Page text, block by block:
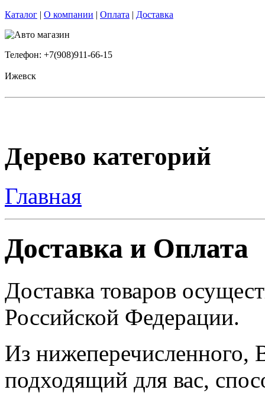
Каталог | О компании | Оплата | Доставка
Телефон: +7(908)911-66-15
Ижевск
Дерево категорий
Главная
Доставка и Оплата
Доставка товаров
Российской Федерации.
Из
подходящий для вас,